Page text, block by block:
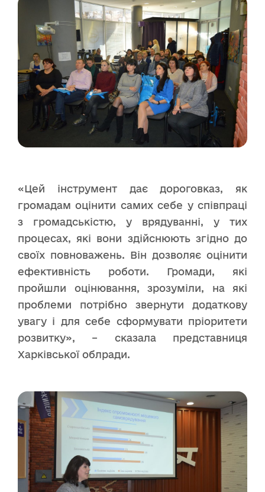
«Цей інструмент дає дороговказ, як
громадам оцінити самих себе у співпраці
з громадськістю, у врядуванні, у тих
процесах, які вони здійснюють згідно до
своїх повноважень. Він дозволяє оцінити
ефективність роботи. Громади, які
пройшли оцінювання, зрозуміли, на які
проблеми потрібно звернути додаткову
увагу і для себе сформувати пріоритети
розвитку», – сказала представниця
Харківської облради.